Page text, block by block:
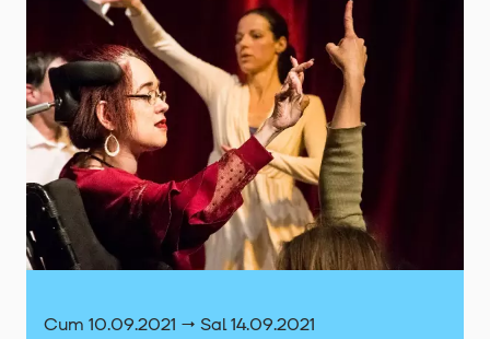
Cum 10.09.2021 → Sal 14.09.2021